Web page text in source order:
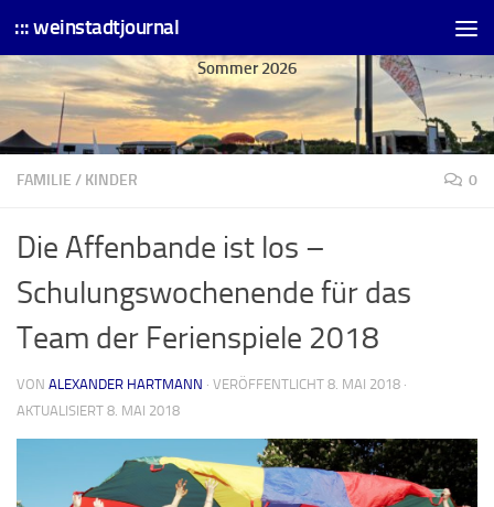
Skip to content
::: weinstadtjournal
Sommer 2026
FAMILIE / KINDER 0
Die Affenbande ist los –
Schulungswochenende für das
Team der Ferienspiele 2018
VON ALEXANDER HARTMANN · VERÖFFENTLICHT 8. MAI 2018 ·
AKTUALISIERT 8. MAI 2018